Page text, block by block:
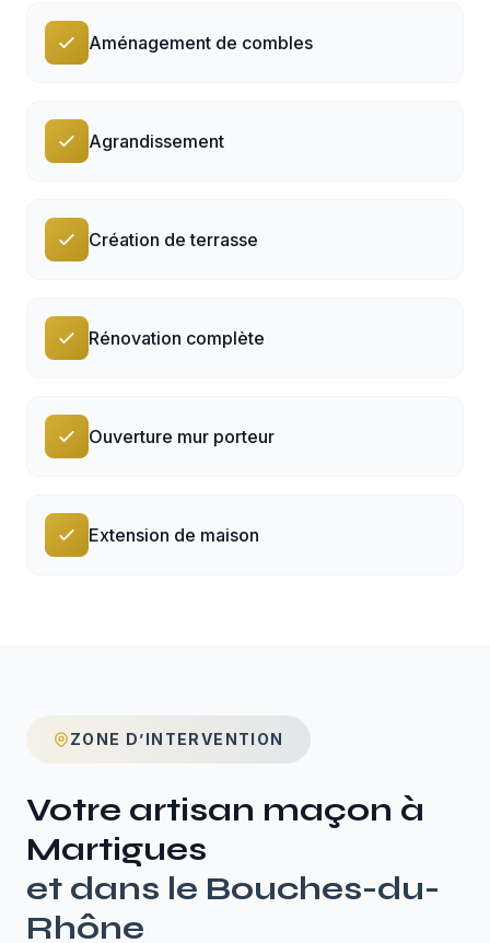
Aménagement de combles
Agrandissement
Création de terrasse
Rénovation complète
Ouverture mur porteur
Extension de maison
ZONE D’INTERVENTION
Votre artisan maçon à
Martigues
et dans le Bouches-du-
Rhône